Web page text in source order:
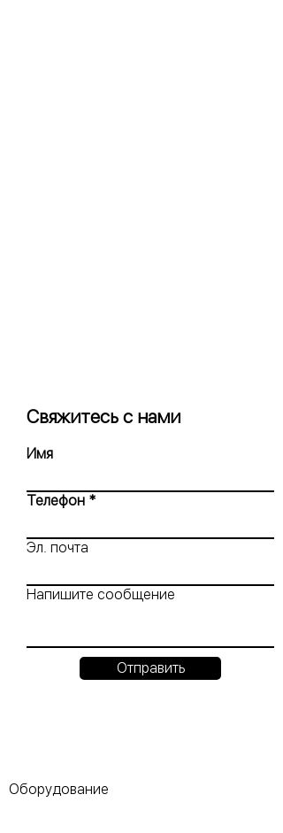
Свяжитесь с нами
Имя
Телефон
Эл. почта
Напишите сообщение
Отправить
Оборудование